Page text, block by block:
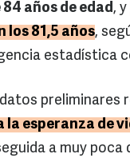
84 años de edad, y
los 81,5 años,
estadística
preliminares
esperanza de
a muy poca